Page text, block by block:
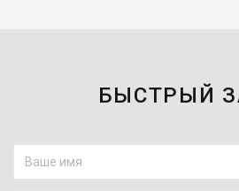
БЫСТРЫЙ